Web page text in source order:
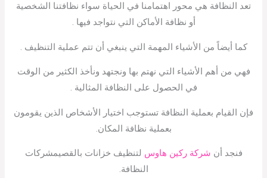
تعد النظافة هي محور اهتمامنا في الحياة سواء نظافتنا الشخصية
أو نظافة الأماكن التي نتواجد فيها .
كما أيضاً من الأشياء المهمة التي ينبغي أن تتم عملية التنظيف .
فهي من أهم الأشياء التي نهتم بها ونجتهد ونأخذ الكثير من الوقت
في الحصول على النظافة المثالية .
فإن القيام بعملية النظافة تستوجب اختيار الأشخاص الذين يقومون
بعملية نظافة المكان.
فنجد أن شركة ركين هاوس لتنظيف خزانات بالقصيمشركات
النظافة.